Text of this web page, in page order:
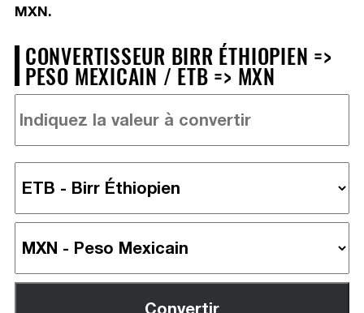
MXN.
CONVERTISSEUR BIRR ÉTHIOPIEN =>
PESO MEXICAIN / ETB => MXN